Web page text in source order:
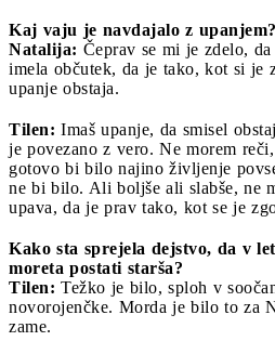
Kaj vaju je navdajalo z upanjem?
Natalija: Čeprav se mi je zdelo,
imela občutek, da je tako, kot si je
upanje obstaja.
Tilen: Imaš upanje, da smisel
je povezano z vero. Ne morem
gotovo bi bilo najino življenje
ne bi bilo. Ali boljše ali slabše, ne
upava, da je prav tako, kot se je
Kako sta sprejela dejstvo, da v
moreta postati starša?
Tilen: Težko je bilo, sploh v
novorojenčke. Morda je bilo to za
zame.